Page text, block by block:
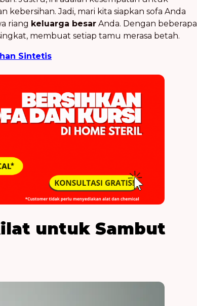
Jadi, mari kita siapkan sofa Anda
riang keluarga besar Anda. Dengan beberapa
membuat setiap tamu merasa betah.
Sintetis
untuk Sambut